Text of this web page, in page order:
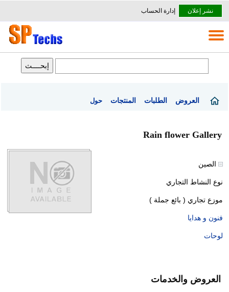
نشر إعلان إدارة الحساب
العروض الطلبات المنتجات حول
Rain flower Gallery
الصين
نوع النشاط التجاري
موزع تجاري ( بائع جملة )
فنون و هدايا
لوحات
العروض والخدمات